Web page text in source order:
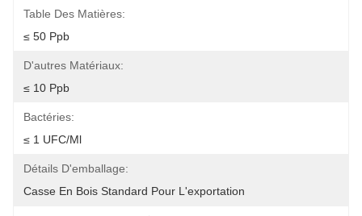
Table Des Matières:
≤ 50 Ppb
D'autres Matériaux:
≤ 10 Ppb
Bactéries:
≤ 1 UFC/ml
Détails D'emballage:
Casse En Bois Standard Pour L'exportation